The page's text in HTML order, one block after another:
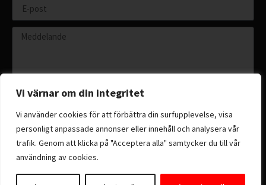
Vi värnar om din integritet
Vi använder cookies för att förbättra din surfupplevelse, visa
personligt anpassade annonser eller innehåll och analysera vår
trafik. Genom att klicka på "Acceptera alla" samtycker du till vår
användning av cookies.
Skicka